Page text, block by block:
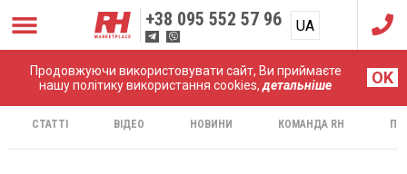
Продовжуючи використовувати сайт, Ви приймаєте
нашу політику використання cookies,детальніше OK
+38 095 552 57 96 UA
RU
Головна Протоколи
СТАТТІ ВІДЕО НОВИНИ КОМАНДА RH